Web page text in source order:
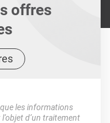
offres
les informations
d’un traitement